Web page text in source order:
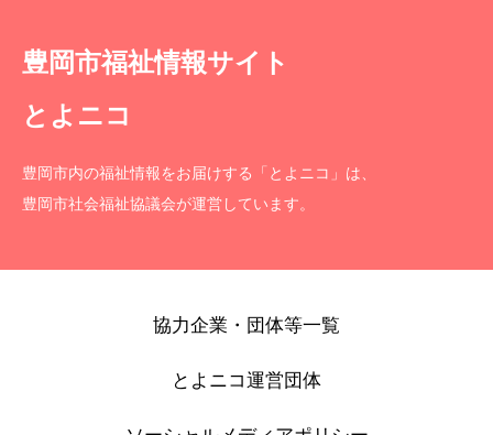
豊岡市福祉情報サイト
とよニコ
豊岡市内の福祉情報をお届けする「とよニコ」は、
豊岡市社会福祉協議会が運営しています。
協力企業・団体等一覧
とよニコ運営団体